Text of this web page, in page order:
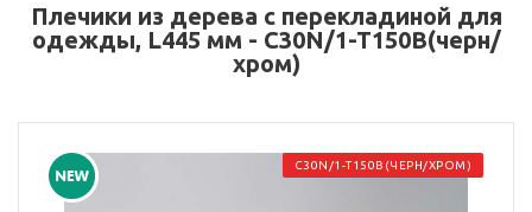
Плечики из дерева с перекладиной для
одежды, L445 мм - C30N/1-T150B(черн/
хром)
C30N/1-T150B(ЧЕРН/ХРОМ)